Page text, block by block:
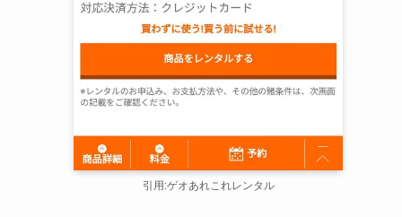
引用:ゲオあれこれレンタル